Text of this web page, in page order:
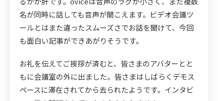
名が同時に話しても音声が聞こえます。ビデオ会議ツ
ールとはまた違ったスムーズさでお話を聞けて、今回
も面白い記事ができあがりそうです。
お礼を伝えてご挨拶が済むと、皆さまのアバターとと
もに会議室の外に出ました。皆さまはしばらくデモス
ペースに滞在されてから去られたようです。インタビ